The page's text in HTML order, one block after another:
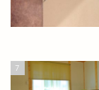
7